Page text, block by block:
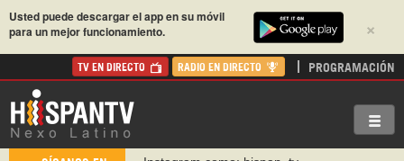
×
Usted puede descargar el app en su móvil
para un mejor funcionamiento.
TV EN DIRECTO RADIO EN DIRECTO PROGRAMACIÓN